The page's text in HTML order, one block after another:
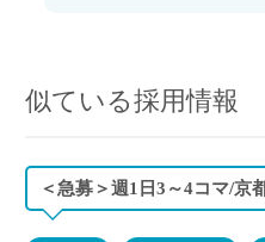
似ている採用情報
＜急募＞週1日3～4コマ/京